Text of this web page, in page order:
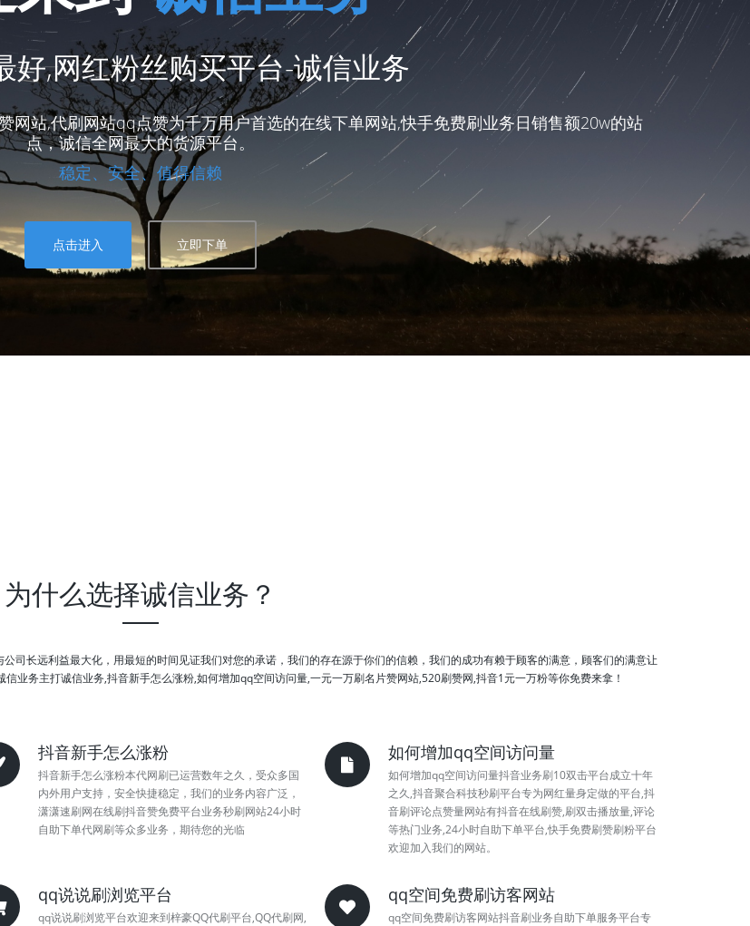
好,网红粉丝购买平台-诚信业务
网站,代刷网站qq点赞为千万用户首选的在线下单网站,快手免费刷业务日销售额20w的站
点，诚信全网最大的货源平台。
稳定、安全、值得信赖
点击进入 立即下单
为什么选择诚信业务？
司长远利益最大化，用最短的时间见证我们对您的承诺，我们的存在源于你们的信赖，我们的成功有赖于顾客的满意，顾客们的满意让
业务主打诚信业务,抖音新手怎么涨粉,如何增加qq空间访问量,一元一万刷名片赞网站,520刷赞网,抖音1元一万粉等你免费来拿！
抖音新手怎么涨粉
抖音新手怎么涨粉本代网刷已运营数年之久，受众多国
内外用户支持，安全快捷稳定，我们的业务内容广泛，
潇潇速刷网在线刷抖音赞免费平台业务秒刷网站24小时
自助下单代网刷等众多业务，期待您的光临
如何增加qq空间访问量
如何增加qq空间访问量抖音业务刷10双击平台成立十年
之久,抖音聚合科技秒刷平台专为网红量身定做的平台,抖
音刷评论点赞量网站有抖音在线刷赞,刷双击播放量,评论
等热门业务,24小时自助下单平台,快手免费刷赞刷粉平台
欢迎加入我们的网站。
qq说说刷浏览平台
qq说说刷浏览平台欢迎来到梓豪QQ代刷平台,QQ代刷网,
qq空间免费刷访客网站
qq空间免费刷访客网站抖音刷业务自助下单服务平台专